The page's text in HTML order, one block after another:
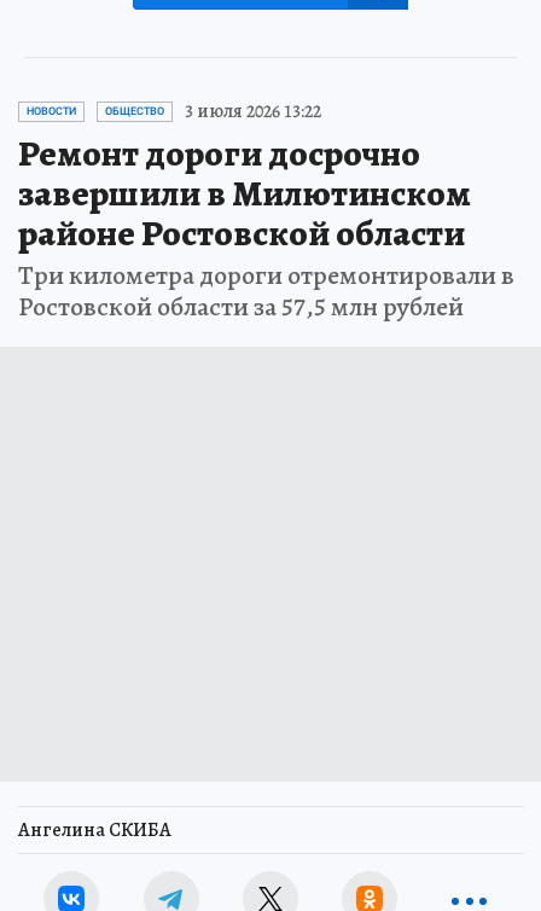
НОВОСТИ ОБЩЕСТВО 3 июля 2026 13:22
Ремонт дороги досрочно
завершили в Милютинском
районе Ростовской области
Три километра дороги отремонтировали в
Ростовской области за 57,5 млн рублей
Ангелина СКИБА